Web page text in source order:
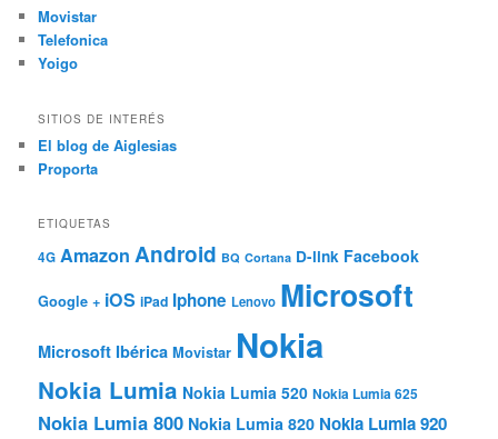
Movistar
Telefonica
Yoigo
SITIOS DE INTERÉS
El blog de Aiglesias
Proporta
ETIQUETAS
4G Amazon Android BQ Cortana D-link Facebook
Google + iOS iPad Iphone Lenovo Microsoft
Microsoft Ibérica Movistar Nokia
Nokia Lumia Nokia Lumia 520 Nokia Lumia 625
Nokia Lumia 800 Nokia Lumia 820 Nokia Lumia 920